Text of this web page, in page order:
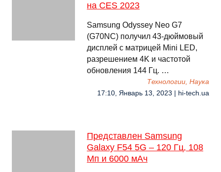
на CES 2023
Samsung Odyssey Neo G7
(G70NC) получил 43-дюймовый
дисплей с матрицей Mini LED,
разрешением 4K и частотой
обновления 144 Гц. …
Технологии, Наука
17:10, Январь 13, 2023 | hi-tech.ua
Представлен Samsung
Galaxy F54 5G – 120 Гц, 108
Мп и 6000 мАч